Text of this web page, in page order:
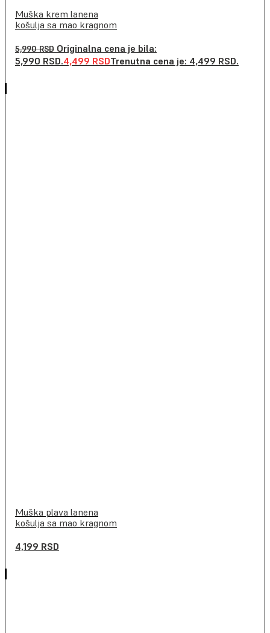
Muška krem lanena
košulja sa mao kragnom
5,990RSD Originalna cena je bila:
5,990 RSD.4,499 RSDTrenutna cena je: 4,499 RSD.
Muška plava lanena
košulja sa mao kragnom
4,199 RSD